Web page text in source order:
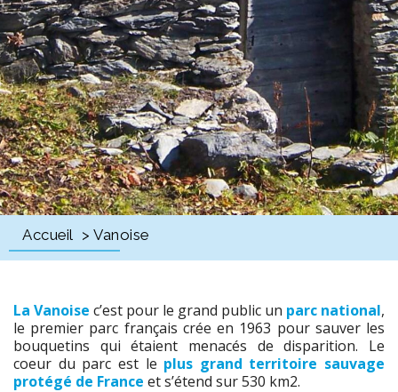
Accueil > Vanoise
La Vanoise c’est pour le grand public un parc national,
le premier parc français crée en 1963 pour sauver les
bouquetins qui étaient menacés de disparition. Le
coeur du parc est le plus grand territoire sauvage
protégé de France et s’étend sur 530 km2.